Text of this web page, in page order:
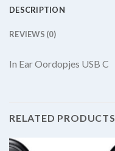
DESCRIPTION
REVIEWS (0)
In Ear Oordopjes USB C
RELATED PRODUCTS